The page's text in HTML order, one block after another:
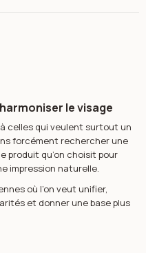
le visage
à celles qui veulent surtout un
forcément rechercher une
produit qu’on choisit pour
impression naturelle.
où l’on veut unifier,
et donner une base plus